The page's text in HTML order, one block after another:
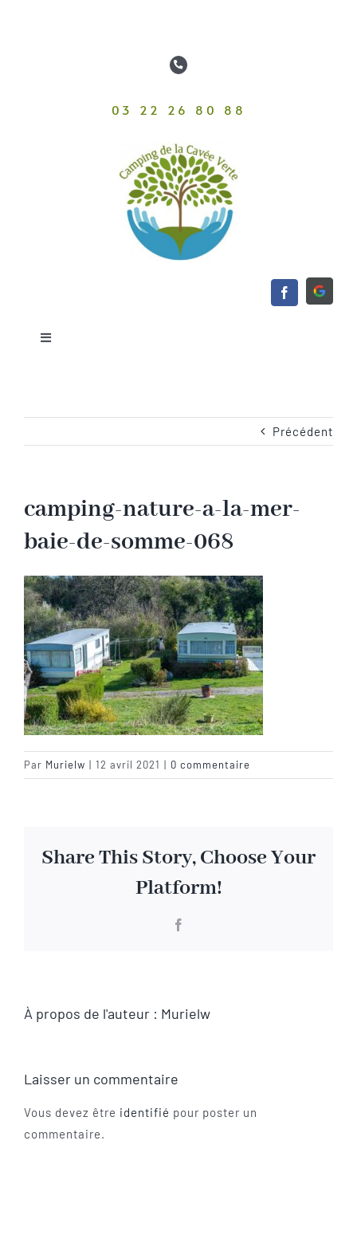
03 22 26 80 88
Toggle
Les services
Les tarifs
Les activités en Baie de Somme
Les photos du camping
Visite virtuelle
Précédent
camping-nature-a-la-mer-
baie-de-somme-068
Par Murielw | 12 avril 2021 | 0 commentaire
Share This Story, Choose Your
Platform!
À propos de l'auteur : Murielw
Laisser un commentaire
Vous devez être identifié pour poster un
commentaire.